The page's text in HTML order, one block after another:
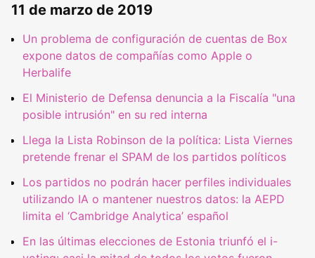
11 de marzo de 2019
Un problema de configuración de cuentas de Box
expone datos de compañías como Apple o
Herbalife
El Ministerio de Defensa denuncia a la Fiscalía "una
posible intrusión" en su red interna
Llega la Lista Robinson de la política: Lista Viernes
pretende frenar el SPAM de los partidos políticos
Los partidos no podrán hacer perfiles individuales
utilizando IA o mantener nuestros datos: la AEPD
limita el ‘Cambridge Analytica’ español
En las últimas elecciones de Estonia triunfó el i-